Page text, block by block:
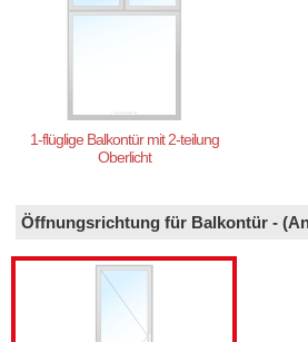
1-flüglige Balkontür mit 2-teilung
Oberlicht
Öffnungsrichtung für Balkontür-